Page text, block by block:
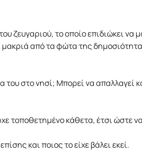
ζευγαριού, το οποίο επιδιώκει
από τα φώτα της
του στο νησί; Μπορεί να απαλλαγεί
τοποθετηµένο κάθετα, έτσι ώστε
και ποιος το είχε βάλει εκεί.